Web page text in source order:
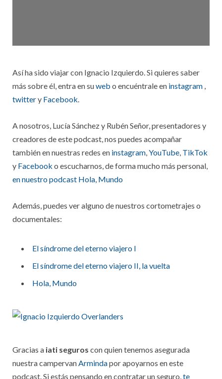
Así ha sido viajar con Ignacio Izquierdo. Si quieres saber
más sobre él, entra en suweb o encuéntrale en instagram ,
twittery Facebook.
A nosotros, Lucía Sánchez y Rubén Señor, presentadores y
creadores de este podcast, nos puedes acompañar
también en nuestras redes en instagram,YouTube, TikTok
y Facebook o escucharnos, de forma mucho más personal,
en nuestro podcast Hola, Mundo
Además, puedes ver alguno de nuestros cortometrajes o
documentales:
El síndrome del eterno viajero I
El síndrome del eterno viajero II, la vuelta
Hola, Mundo
Gracias a iati seguros con quien tenemos asegurada
nuestra campervanArmindapor apoyarnos en este
podcast. Si estás pensando en contratar un seguro,te